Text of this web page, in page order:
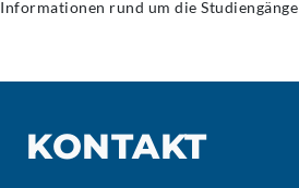
Informationen rund um die Studiengänge
KONTAKT